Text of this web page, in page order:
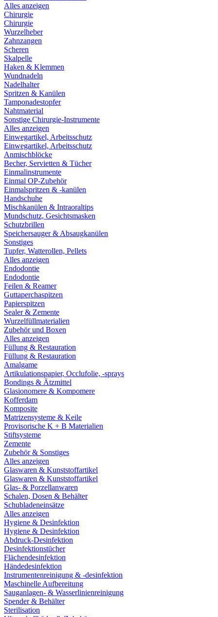
Alles anzeigen
Chirurgie
Chirurgie
Wurzelheber
Zahnzangen
Scheren
Skalpelle
Haken & Klemmen
Wundnadeln
Nadelhalter
Spritzen & Kanülen
Tamponadestopfer
Nahtmaterial
Sonstige Chirurgie-Instrumente
Alles anzeigen
Einwegartikel, Arbeitsschutz
Einwegartikel, Arbeitsschutz
Anmischblöcke
Becher, Servietten & Tücher
Einmalinstrumente
Einmal OP-Zubehör
Einmalspritzen & -kanülen
Handschuhe
Mischkanülen & Intraoraltips
Mundschutz, Gesichtsmasken
Schutzbrillen
Speichersauger & Absaugkanülen
Sonstiges
Tupfer, Watterollen, Pellets
Alles anzeigen
Endodontie
Endodontie
Feilen & Reamer
Guttaperchaspitzen
Papierspitzen
Sealer & Zemente
Wurzelfüllmaterialien
Zubehör und Boxen
Alles anzeigen
Füllung & Restauration
Füllung & Restauration
Amalgame
Artikulationspapier, Occlufolie, -sprays
Bondings & Ätzmittel
Glasionomere & Kompomere
Kofferdam
Komposite
Matrizensysteme & Keile
Provisorische K + B Materialien
Stiftsysteme
Zemente
Zubehör & Sonstiges
Alles anzeigen
Glaswaren & Kunststoffartikel
Glaswaren & Kunststoffartikel
Glas- & Porzellanwaren
Schalen, Dosen & Behälter
Schubladeneinsätze
Alles anzeigen
Hygiene & Desinfektion
Hygiene & Desinfektion
Abdruck-Desinfektion
Desinfektionstücher
Flächendesinfektion
Händedesinfektion
Instrumentenreinigung & -desinfektion
Maschinelle Aufbereitung
Sauganlagen- & Wasserlinienreinigung
Spender & Behälter
Sterilisation